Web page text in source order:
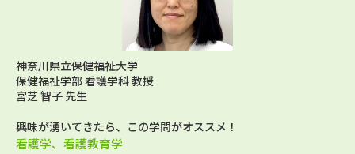
神奈川県立保健福祉大学
保健福祉学部 看護学科 教授
宮芝 智子 先生
興味が湧いてきたら、この学問がオススメ！
看護学、看護教育学